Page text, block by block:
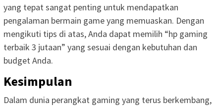
yang tepat sangat penting untuk mendapatkan
pengalaman bermain game yang memuaskan. Dengan
mengikuti tips di atas, Anda dapat memilih “hp gaming
terbaik 3 jutaan” yang sesuai dengan kebutuhan dan
budget Anda.
Kesimpulan
Dalam dunia perangkat gaming yang terus berkembang,